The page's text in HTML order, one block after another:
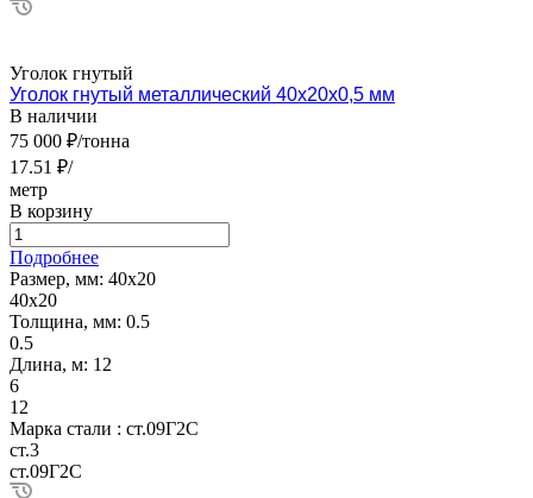
Уголок гнутый
Уголок гнутый металлический 40х20х0,5 мм
В наличии
75 000 ₽/тонна
17.51 ₽/
метр
В корзину
Подробнее
Размер, мм: 40х20
40х20
Толщина, мм: 0.5
0.5
Длина, м: 12
6
12
Марка стали : ст.09Г2С
ст.3
ст.09Г2С